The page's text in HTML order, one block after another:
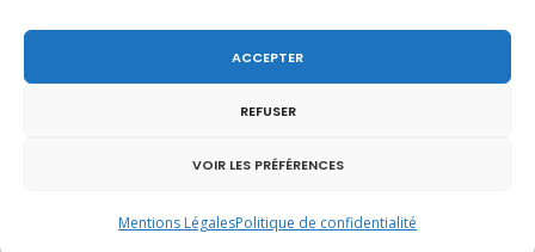
ACCEPTER
REFUSER
VOIR LES PRÉFÉRENCES
Mentions LégalesPolitique de confidentialité
rappelé que la plupart des autres
sources d’énergie ne bénéficient pas
d’une fiscalité aussi favorable que la
TVA. En effet, la chaleur produite à
gaz), d’électricité, et même l’énergie